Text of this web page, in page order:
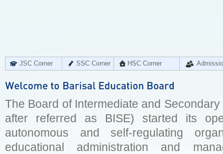
JSC Corner SSC Corner HSC Corner
The Board of Intermediate and
after referred as BISE) started its
autonomous and self-regulating
educational administration and